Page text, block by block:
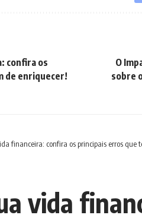
confira os
de enriquecer!
O
sobre
financeira: confira os principais erros que
vida